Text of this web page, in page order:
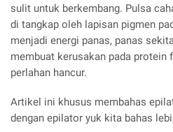
sulit untuk berkembang. Pulsa
di tangkap oleh lapisan pigmen
menjadi energi panas, panas
membuat kerusakan pada protein
perlahan hancur.
Artikel ini khusus membahas
dengan epilator yuk kita bahas